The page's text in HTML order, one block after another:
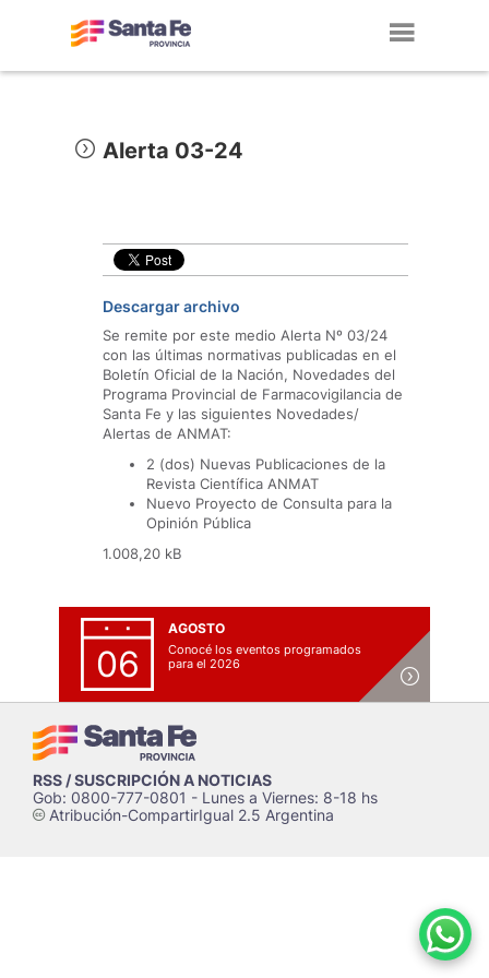
Alerta 03-24
Descargar archivo
Se remite por este medio Alerta Nº 03/24
con las últimas normativas publicadas en el
Boletín Oficial de la Nación, Novedades del
Programa Provincial de Farmacovigilancia de
Santa Fe y las siguientes Novedades/
Alertas de ANMAT:
2 (dos) Nuevas Publicaciones de la
Revista Científica ANMAT
Nuevo Proyecto de Consulta para la
Opinión Pública
1.008,20 kB
06
AGOSTO
Conocé los eventos programados
para el 2026
RSS / SUSCRIPCIÓN A NOTICIAS
Gob: 0800-777-0801 - Lunes a Viernes: 8-18 hs
cAtribución-CompartirIgual 2.5 Argentina